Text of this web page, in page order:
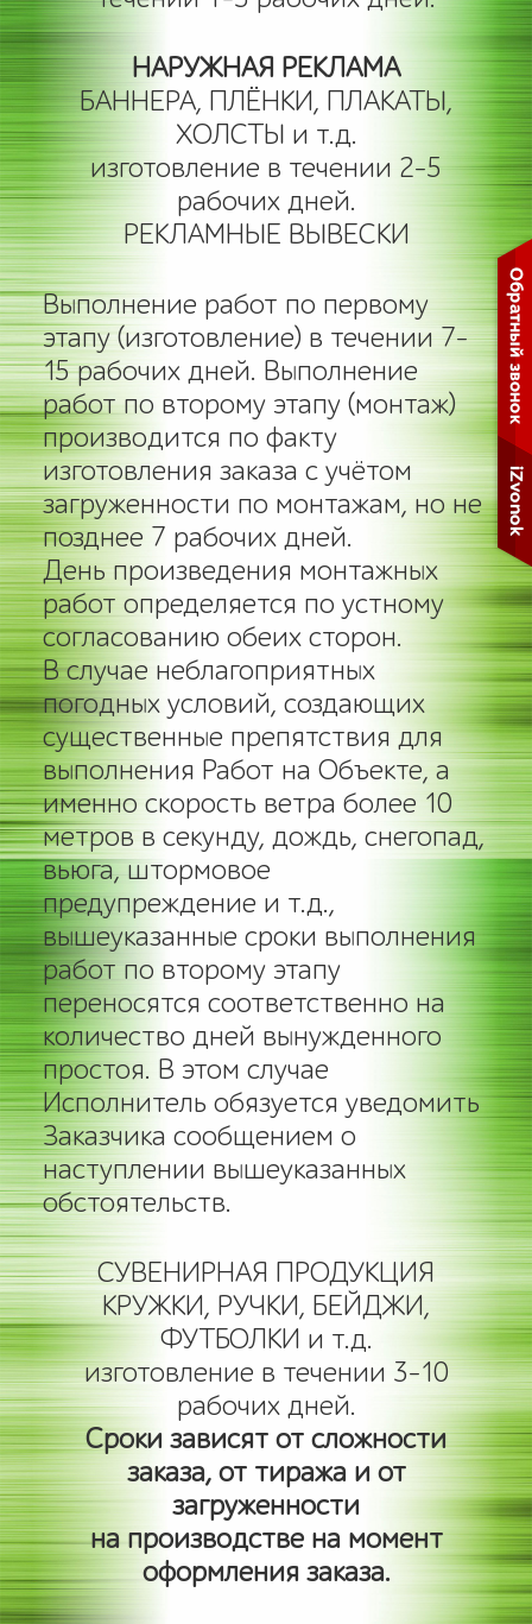
НАРУЖНАЯ РЕКЛАМА
БАННЕРА, ПЛЁНКИ, ПЛАКАТЫ,
ХОЛСТЫ и т.д.
изготовление в течении 2-5
рабочих дней.
РЕКЛАМНЫЕ ВЫВЕСКИ
Выполнение работ по первому
этапу (изготовление) в течении 7-
15 рабочих дней. Выполнение
работ по второму этапу (монтаж)
производится по факту
изготовления заказа с учётом
загруженности по монтажам, но не
позднее 7 рабочих дней.
День произведения монтажных
работ определяется по устному
согласованию обеих сторон.
В случае неблагоприятных
погодных условий, создающих
существенные препятствия для
выполнения Работ на Объекте, а
именно скорость ветра более 10
метров в секунду, дождь, снегопад,
вьюга, штормовое
предупреждение и т.д.,
вышеуказанные сроки выполнения
работ по второму этапу
переносятся соответственно на
количество дней вынужденного
простоя. В этом случае
Исполнитель обязуется уведомить
Заказчика сообщением о
наступлении вышеуказанных
обстоятельств.
СУВЕНИРНАЯ ПРОДУКЦИЯ
КРУЖКИ, РУЧКИ, БЕЙДЖИ,
ФУТБОЛКИ и т.д.
изготовление в течении 3-10
рабочих дней.
Сроки зависят от сложности
заказа, от тиража и от
загруженности
на производстве на момент
оформления заказа.